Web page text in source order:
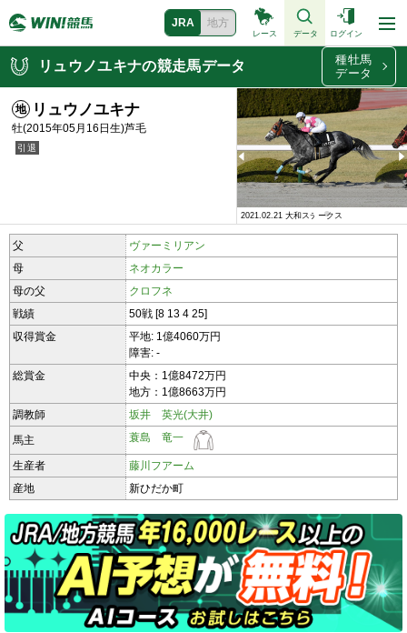
JRA 地方
レース データ ログイン
リュウノユキナの競走馬データ
種牡馬
データ
リュウノユキナ
牡(2015年05月16日生)芦毛
2021.02.21 大和ステークス
父
ヴァーミリアン
母
ネオカラー
母の父
クロフネ
戦績
50戦 [8 13 4 25]
収得賞金
平地: 1億4060万円
障害: -
総賞金
中央：1億8472万円
地方：1億8663万円
調教師
坂井 英光(大井)
馬主
蓑島 竜一
生産者
藤川フアーム
産地
新ひだか町